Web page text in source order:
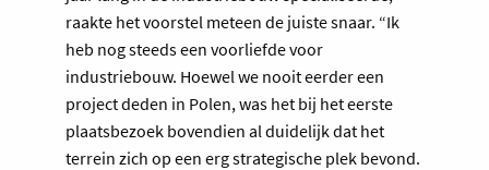
raakte het voorstel meteen de juiste snaar. “Ik
heb nog steeds een voorliefde voor
industriebouw. Hoewel we nooit eerder een
project deden in Polen, was het bij het eerste
plaatsbezoek bovendien al duidelijk dat het
terrein zich op een erg strategische plek bevond.